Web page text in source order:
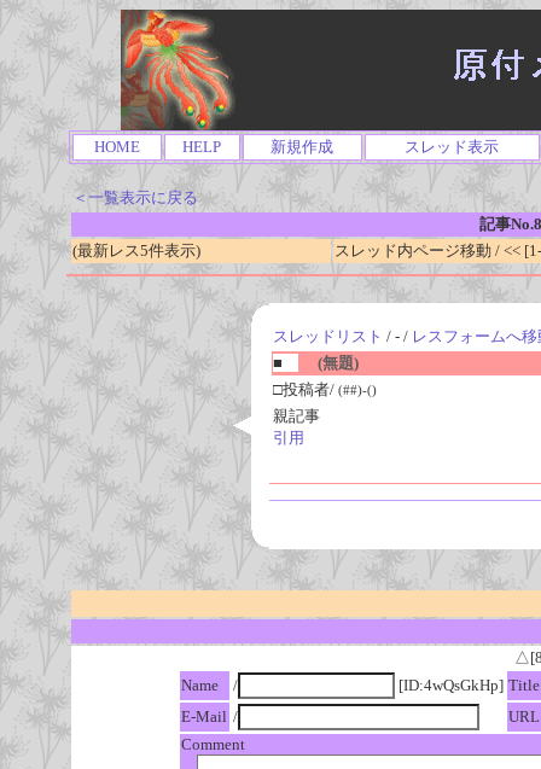
HOME HELP 新規作成 スレッド表示
＜一覧表示に戻る
記事
(最新レス5件表示)
スレッド内ページ移動 / <<
スレッドリスト / - / レスフォームへ移
■
(無題)
□投稿者/ (##)-()
親記事
引用
Name
/ [ID:4wQsGkHp] Title
E-Mail /
URL
Comment